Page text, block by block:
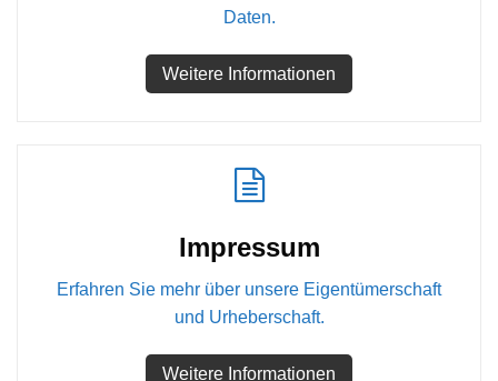
Daten.
Weitere Informationen
Impressum
Erfahren Sie mehr über unsere Eigentümerschaft
und Urheberschaft.
Weitere Informationen